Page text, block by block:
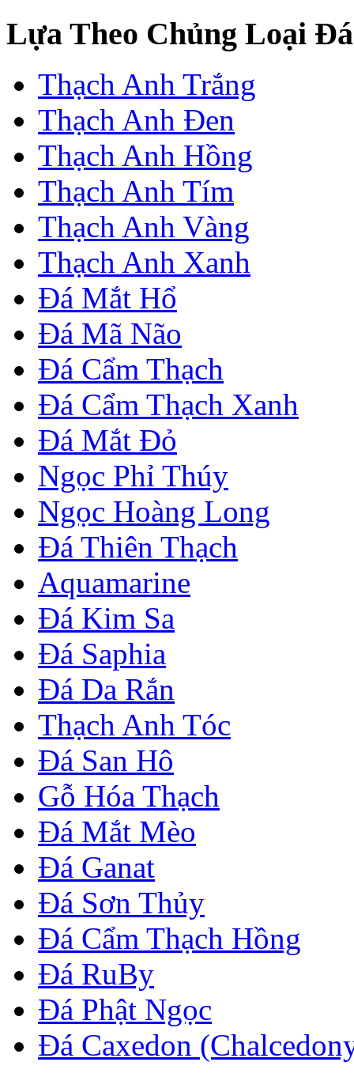
Lựa Theo Chủng Loại Đá
Thạch Anh Trắng
Thạch Anh Đen
Thạch Anh Hồng
Thạch Anh Tím
Thạch Anh Vàng
Thạch Anh Xanh
Đá Mắt Hổ
Đá Mã Não
Đá Cẩm Thạch
Đá Cẩm Thạch Xanh
Đá Mắt Đỏ
Ngọc Phỉ Thúy
Ngọc Hoàng Long
Đá Thiên Thạch
Aquamarine
Đá Kim Sa
Đá Saphia
Đá Da Rắn
Thạch Anh Tóc
Đá San Hô
Gỗ Hóa Thạch
Đá Mắt Mèo
Đá Ganat
Đá Sơn Thủy
Đá Cẩm Thạch Hồng
Đá RuBy
Đá Phật Ngọc
Đá Caxedon